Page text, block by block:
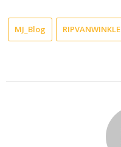
MJ_Blog RIPVANWINKLE